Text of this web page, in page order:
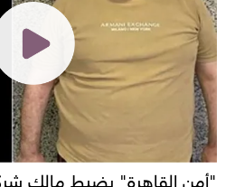
"أمن القاهرة" يضبط مالك